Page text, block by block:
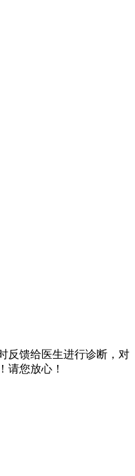
反馈给医生进行诊断，对
请您放心！